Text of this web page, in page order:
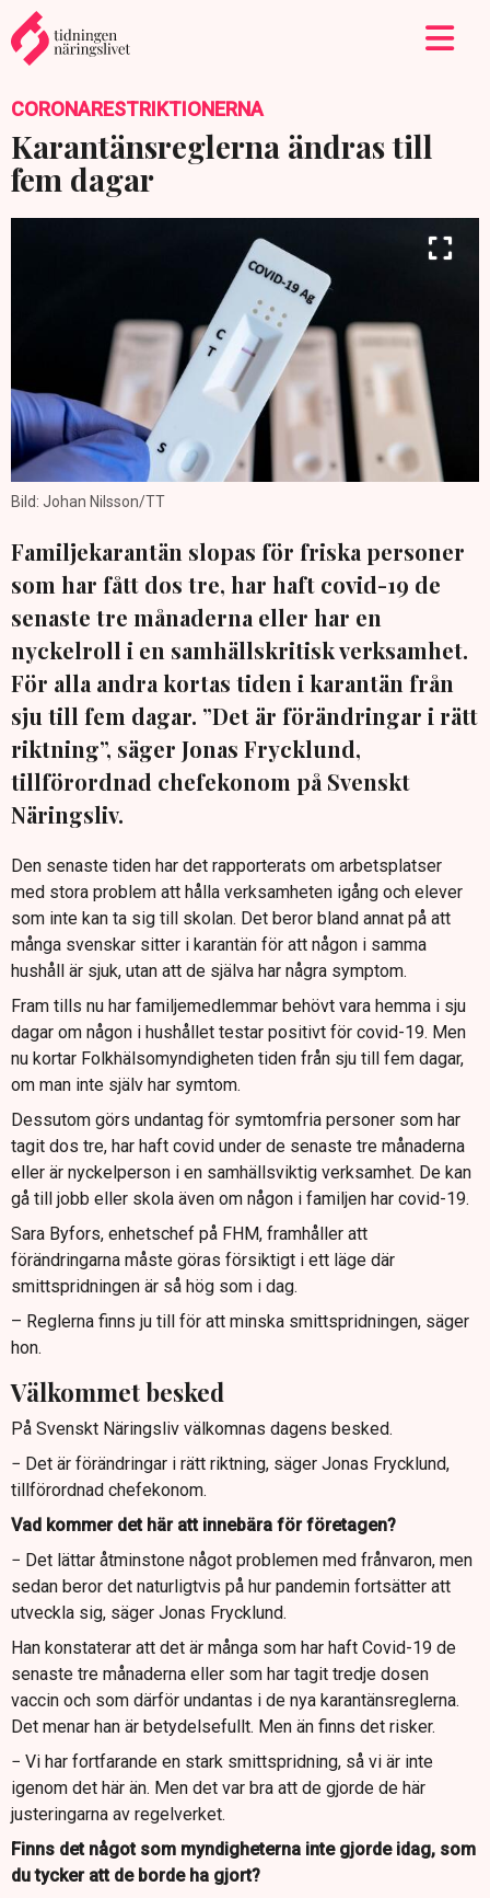
CORONARESTRIKTIONERNA
Karantänsreglerna ändras till
fem dagar
Bild: Johan Nilsson/TT
Familjekarantän slopas för friska personer
som har fått dos tre, har haft covid-19 de
senaste tre månaderna eller har en
nyckelroll i en samhällskritisk verksamhet.
För alla andra kortas tiden i karantän från
sju till fem dagar. ”Det är förändringar i rätt
riktning”, säger Jonas Frycklund,
tillförordnad chefekonom på Svenskt
Näringsliv.
Den senaste tiden har det rapporterats om arbetsplatser
med stora problem att hålla verksamheten igång och elever
som inte kan ta sig till skolan. Det beror bland annat på att
många svenskar sitter i karantän för att någon i samma
hushåll är sjuk, utan att de själva har några symptom.
Fram tills nu har familjemedlemmar behövt vara hemma i sju
dagar om någon i hushållet testar positivt för covid-19. Men
nu kortar Folkhälsomyndigheten tiden från sju till fem dagar,
om man inte själv har symtom.
Dessutom görs undantag för symtomfria personer som har
tagit dos tre, har haft covid under de senaste tre månaderna
eller är nyckelperson i en samhällsviktig verksamhet. De kan
gå till jobb eller skola även om någon i familjen har covid-19.
Sara Byfors, enhetschef på FHM, framhåller att
förändringarna måste göras försiktigt i ett läge där
smittspridningen är så hög som i dag.
– Reglerna finns ju till för att minska smittspridningen, säger
hon.
Välkommet besked
På Svenskt Näringsliv välkomnas dagens besked.
− Det är förändringar i rätt riktning, säger Jonas Frycklund,
tillförordnad chefekonom.
Vad kommer det här att innebära för företagen?
− Det lättar åtminstone något problemen med frånvaron, men
sedan beror det naturligtvis på hur pandemin fortsätter att
utveckla sig, säger Jonas Frycklund.
Han konstaterar att det är många som har haft Covid-19 de
senaste tre månaderna eller som har tagit tredje dosen
vaccin och som därför undantas i de nya karantänsreglerna.
Det menar han är betydelsefullt. Men än finns det risker.
− Vi har fortfarande en stark smittspridning, så vi är inte
igenom det här än. Men det var bra att de gjorde de här
justeringarna av regelverket.
Finns det något som myndigheterna inte gjorde idag, som
du tycker att de borde ha gjort?